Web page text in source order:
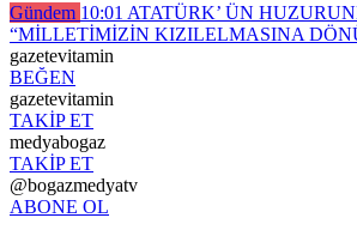
Gündem 10:01 ATATÜRK’ ÜN
“MİLLETİMİZİN KIZILELMASINA
gazetevitamin
BEĞEN
gazetevitamin
TAKİP ET
medyabogaz
TAKİP ET
@bogazmedyatv
ABONE OL